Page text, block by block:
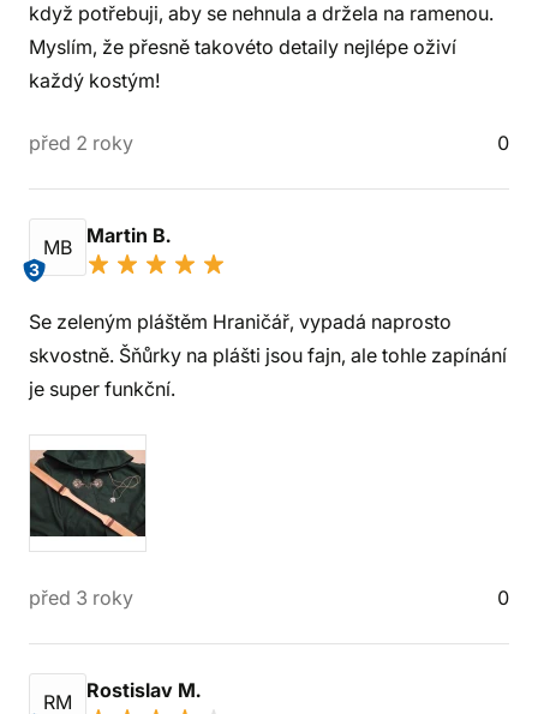
když potřebuji, aby se nehnula a držela na ramenou.
Myslím, že přesně takovéto detaily nejlépe oživí
každý kostým!
před 2 roky 0
MB
3
Martin B.
Se zeleným pláštěm Hraničář, vypadá naprosto
skvostně. Šňůrky na plášti jsou fajn, ale tohle zapínání
je super funkční.
před 3 roky 0
RM Rostislav M.